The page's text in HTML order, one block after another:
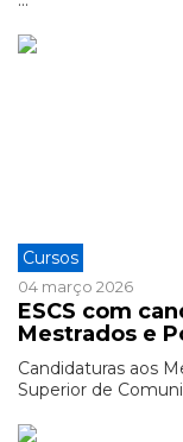
Cursos
04 março 2026
ESCS com
Mestrados e
Candidaturas aos
Superior de